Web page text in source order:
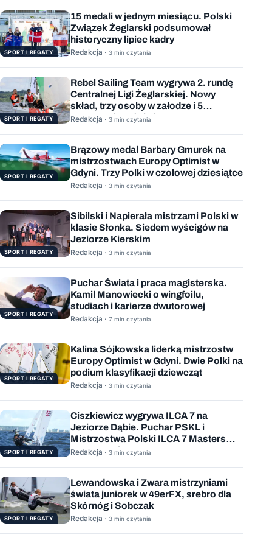
SPORT I REGATY
15 medali w jednym miesiącu. Polski
Związek Żeglarski podsumował
historyczny lipiec kadry
Redakcja · 3 min czytania
SPORT I REGATY
Rebel Sailing Team wygrywa 2. rundę
Centralnej Ligi Żeglarskiej. Nowy
skład, trzy osoby w załodze i 5
wygranych wyścigów
Redakcja · 3 min czytania
SPORT I REGATY
Brązowy medal Barbary Gmurek na
mistrzostwach Europy Optimist w
Gdyni. Trzy Polki w czołowej dziesiątce
Redakcja · 3 min czytania
SPORT I REGATY
Sibilski i Napierała mistrzami Polski w
klasie Słonka. Siedem wyścigów na
Jeziorze Kierskim
Redakcja · 3 min czytania
SPORT I REGATY
Puchar Świata i praca magisterska.
Kamil Manowiecki o wingfoilu,
studiach i karierze dwutorowej
Redakcja · 7 min czytania
SPORT I REGATY
Kalina Sójkowska liderką mistrzostw
Europy Optimist w Gdyni. Dwie Polki na
podium klasyfikacji dziewcząt
Redakcja · 3 min czytania
SPORT I REGATY
Ciszkiewicz wygrywa ILCA 7 na
Jeziorze Dąbie. Puchar PSKL i
Mistrzostwa Polski ILCA 7 Masters
rozstrzygnięte
Redakcja · 3 min czytania
SPORT I REGATY
Lewandowska i Zwara mistrzyniami
świata juniorek w 49erFX, srebro dla
Skórnóg i Sobczak
Redakcja · 3 min czytania